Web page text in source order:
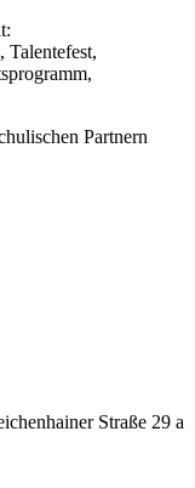
Talentefest,
Partnern
Straße 29 a